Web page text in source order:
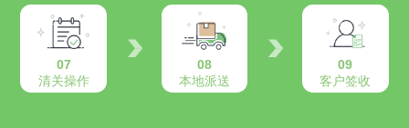
07
清关操作
08
本地派送
09
客户签收